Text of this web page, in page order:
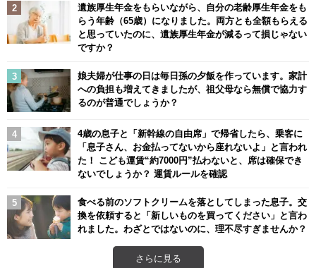
遺族厚生年金をもらいながら、自分の老齢厚生年金をも
らう年齢（65歳）になりました。両方とも全額もらえる
と思っていたのに、遺族厚生年金が減るって損じゃない
ですか？
娘夫婦が仕事の日は毎日孫の夕飯を作っています。家計
への負担も増えてきましたが、祖父母なら無償で協力す
るのが普通でしょうか？
4歳の息子と「新幹線の自由席」で帰省したら、乗客に
「息子さん、お金払ってないから座れないよ」と言われ
た！ こども運賃“約7000円”払わないと、席は確保でき
ないでしょうか？ 運賃ルールを確認
食べる前のソフトクリームを落としてしまった息子。交
換を依頼すると「新しいものを買ってください」と言わ
れました。わざとではないのに、理不尽すぎませんか？
さらに見る